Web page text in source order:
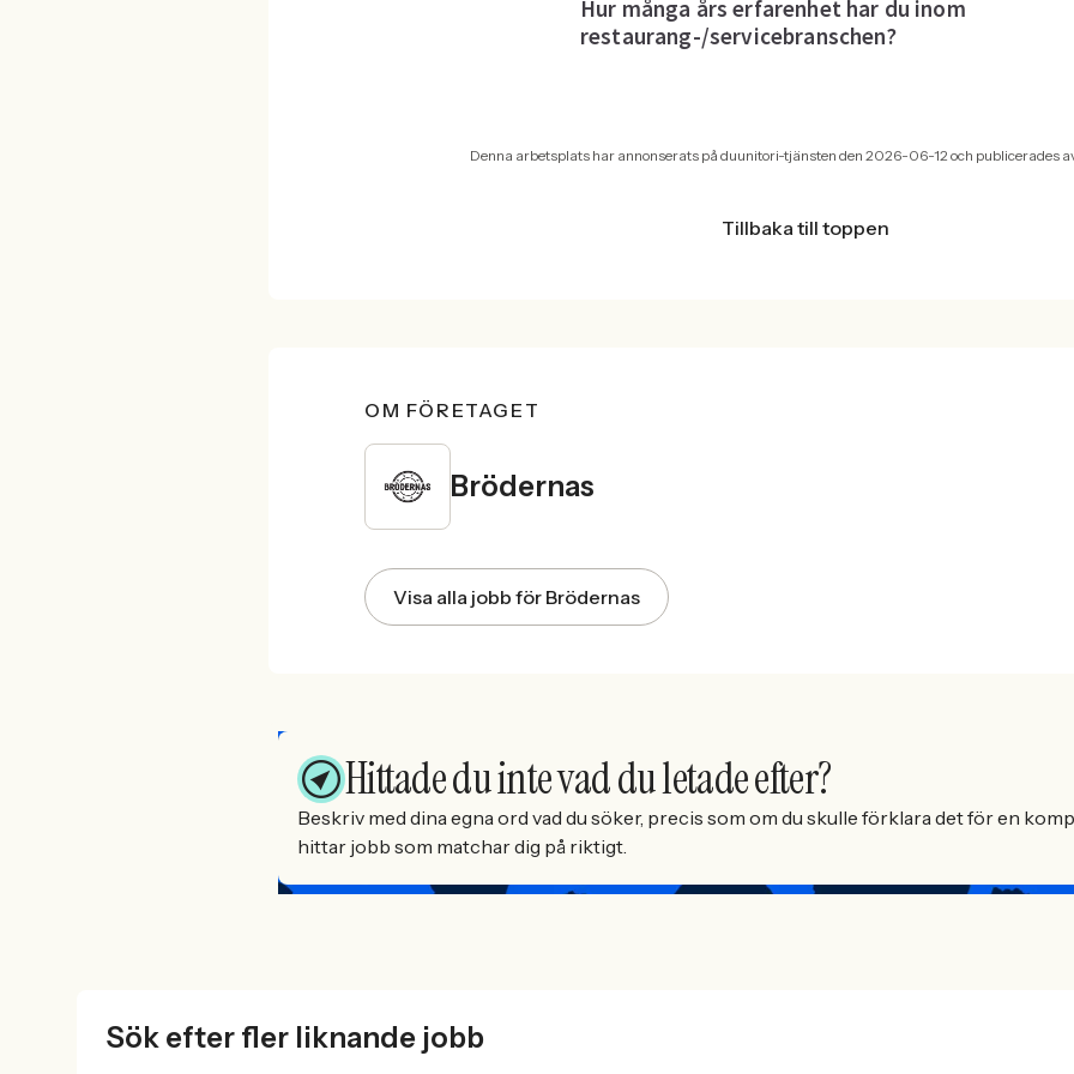
Denna arbetsplats har annonserats på duunitori-tjänsten den 2026-06-12 och publicerades
Tillbaka till toppen
OM FÖRETAGET
Brödernas
Visa alla jobb för Brödernas
Hittade du inte vad du letade efter?
Beskriv med dina egna ord vad du söker, precis som om du skulle förklara det för en
hittar jobb som matchar dig på riktigt.
Sök efter fler liknande jobb